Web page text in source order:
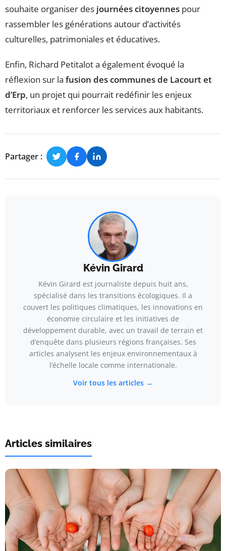
souhaite organiser des journées citoyennes pour
rassembler les générations autour d’activités
culturelles, patrimoniales et éducatives.
Enfin, Richard Petitalot a également évoqué la
réflexion sur la fusion des communes de Lacourt et
d’Erp, un projet qui pourrait redéfinir les enjeux
territoriaux et renforcer les services aux habitants.
Partager :
Kévin Girard
Kévin Girard est journaliste depuis huit ans,
spécialisé dans les transitions écologiques. Il a
couvert les politiques climatiques, les innovations en
économie circulaire et les initiatives de
développement durable, avec un travail de terrain et
d’enquête dans plusieurs régions françaises. Ses
articles analysent les enjeux environnementaux à
l’échelle locale comme internationale.
Voir tous les articles →
Articles similaires